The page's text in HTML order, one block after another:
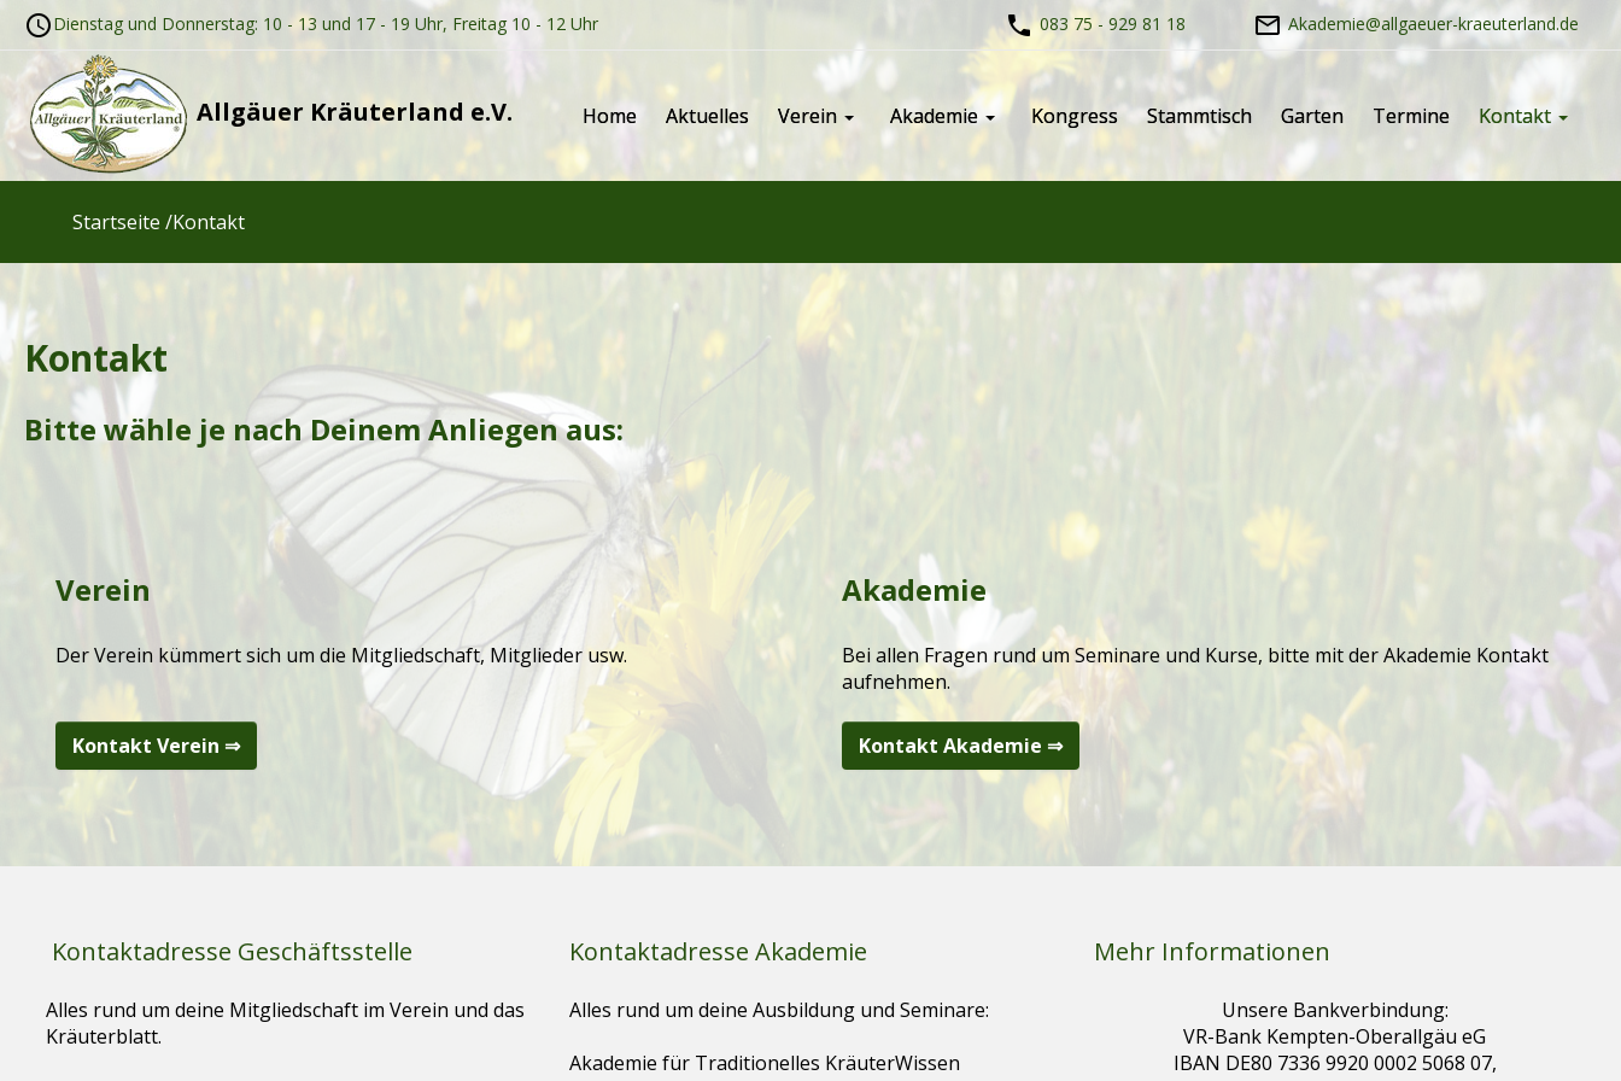
Dienstag und Donnerstag: 10 - 13 und 17 - 19 Uhr, Freitag 10 - 12 Uhr 083 75 - 929 81 18 Akademie@allgaeuer-kraeuterland.de
Allgäuer Kräuterland e.V. Home Aktuelles Verein Akademie Kongress Stammtisch Garten Termine Kontakt
Startseite /Kontakt
Kontakt
Bitte wähle je nach Deinem Anliegen aus:
Verein
Der Verein kümmert sich um die Mitgliedschaft, Mitglieder usw.
Kontakt Verein ⇒
Akademie
Bei allen Fragen rund um Seminare und Kurse, bitte mit der Akademie Kontakt
aufnehmen.
Kontakt Akademie ⇒
Kontaktadresse Geschäftsstelle
Alles rund um deine Mitgliedschaft im Verein und das
Kräuterblatt.
Kontaktadresse Akademie
Alles rund um deine Ausbildung und Seminare:
Akademie für Traditionelles KräuterWissen
Mehr Informationen
Unsere Bankverbindung:
VR-Bank Kempten-Oberallgäu eG
IBAN DE80 7336 9920 0002 5068 07,